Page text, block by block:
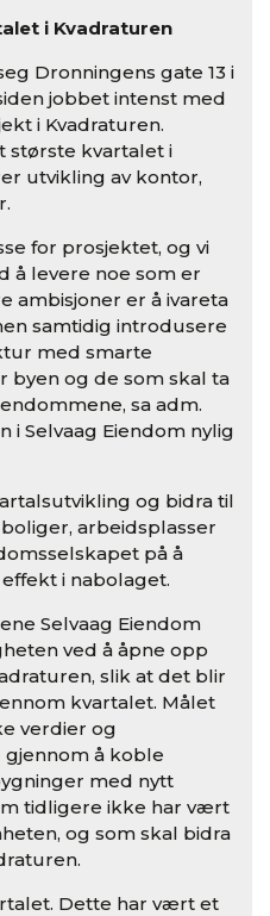
i Kvadraturen
Dronningens gate 13 i
jobbet intenst med
i Kvadraturen.
største kvartalet i
utvikling av kontor,
for prosjektet, og vi
å levere noe som er
ambisjoner er å ivareta
samtidig introdusere
med smarte
byen og de som skal ta
sa adm.
i Selvaag Eiendom nylig
og bidra til
arbeidsplasser
på å
i nabolaget.
Selvaag Eiendom
ved å åpne opp
slik at det blir
kvartalet. Målet
verdier og
å koble
med nytt
tidligere ikke har vært
og som skal bidra
Dette har vært et